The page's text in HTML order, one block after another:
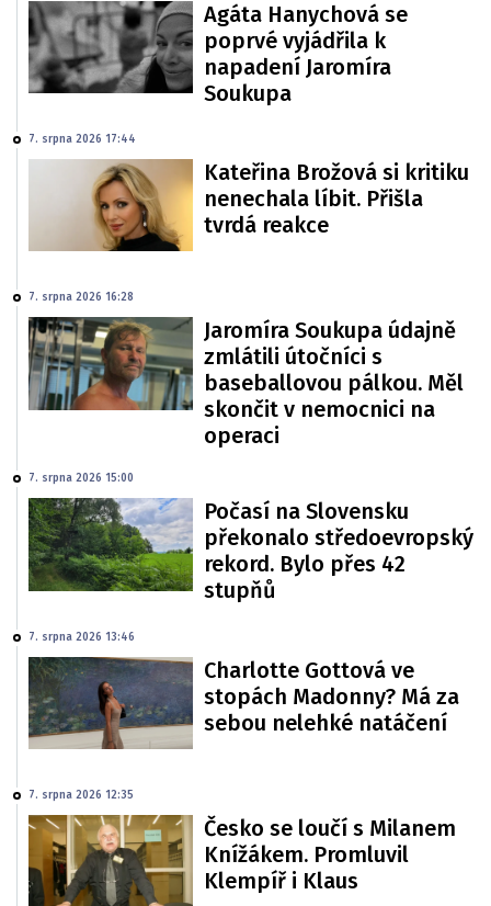
Agáta Hanychová se
poprvé vyjádřila k
napadení Jaromíra
Soukupa
7. srpna 2026 17:44
Kateřina Brožová si kritiku
nenechala líbit. Přišla
tvrdá reakce
7. srpna 2026 16:28
Jaromíra Soukupa údajně
zmlátili útočníci s
baseballovou pálkou. Měl
skončit v nemocnici na
operaci
7. srpna 2026 15:00
Počasí na Slovensku
překonalo středoevropský
rekord. Bylo přes 42
stupňů
7. srpna 2026 13:46
Charlotte Gottová ve
stopách Madonny? Má za
sebou nelehké natáčení
7. srpna 2026 12:35
Česko se loučí s Milanem
Knížákem. Promluvil
Klempíř i Klaus